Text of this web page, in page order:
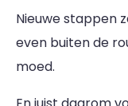
Nieuwe stappen
even buiten de
moed.